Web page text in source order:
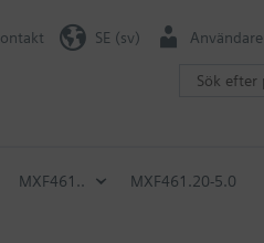
SE (sv) Användare
MXF461.. MXF461.20-5.0